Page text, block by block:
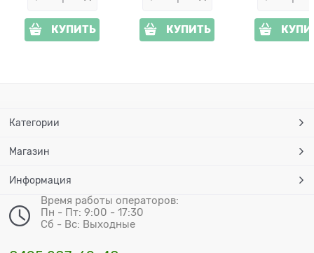
КУПИТЬ КУПИТЬ
Категории
Магазин
Информация
Время работы операторов:
Пн - Пт: 9:00 - 17:30
Сб - Вс: Выходные